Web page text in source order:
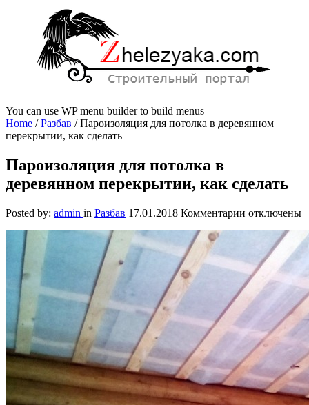
You can use WP menu builder to build menus
Home /Разбав /Пароизоляция для потолка в деревянном
перекрытии, как сделать
Пароизоляция для потолка в
деревянном перекрытии, как сделать
Posted by: admin in Разбав 17.01.2018 Комментарии к
потолка
в
деревянном
перекрытии,
как
сделать
отключены